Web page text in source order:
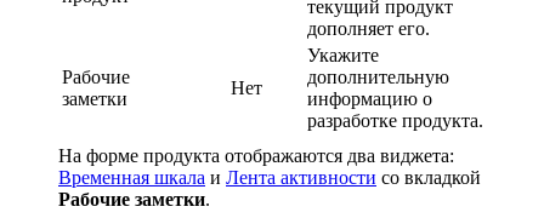
текущий продукт
дополняет его.
Рабочие
заметки
Нет
Укажите
дополнительную
информацию о
разработке продукта.
На форме продукта отображаются два виджета:
Временная шкала и Лента активности со вкладкой
Рабочие заметки.